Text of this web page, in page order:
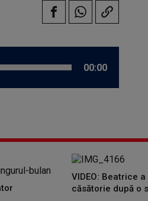
00:00
VIDEO: Beatrice
căsătorie după o